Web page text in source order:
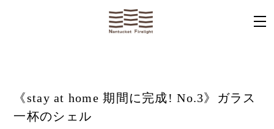
《stay at home 期間に完成! No.3》ガラス
一杯のシェル